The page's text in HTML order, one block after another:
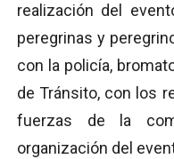
realización del
peregrinas y
con la policía,
de Tránsito, con los
fuerzas de la
organización del